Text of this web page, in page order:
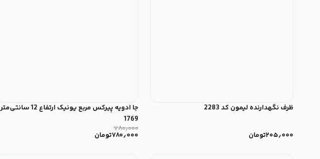
ظرف نگهدارنده لیمون کد 2283
۲۰۵٫۰۰۰تومان
جا ادویه پیرکس مربع یونیک ارتفاع 12 سانتی‌متر
1769
۷۸۰٫۰۰۰
۷۸۰٫۰۰۰تومان